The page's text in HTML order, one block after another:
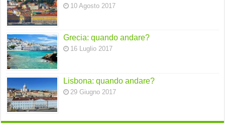
10 Agosto 2017
Grecia: quando andare?
16 Luglio 2017
Lisbona: quando andare?
29 Giugno 2017